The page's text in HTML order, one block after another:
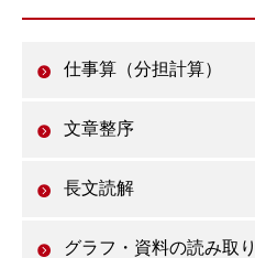
仕事算（分担計算）
文章整序
長文読解
グラフ・資料の読み取り